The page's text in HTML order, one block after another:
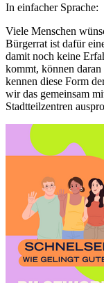
In einfacher Sprache:
Viele Menschen
Bürgerrat ist dafür
damit noch keine
kommt, können
kennen diese Form
wir das gemeinsam
Stadtteilzentren